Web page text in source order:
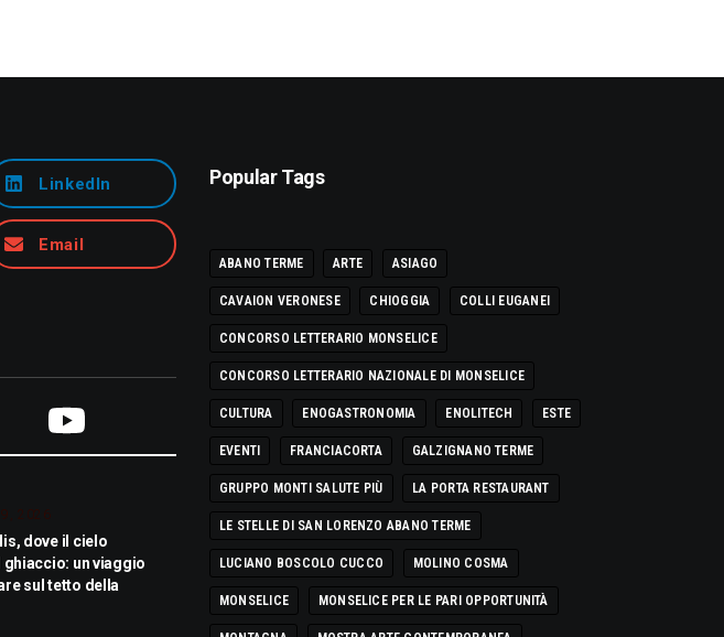
LinkedIn
Email
2026
dove il cielo
ghiaccio: un viaggio
sul tetto della
Popular Tags
ABANO TERME ARTE ASIAGO
CAVAION VERONESE CHIOGGIA COLLI EUGANEI
CONCORSO LETTERARIO MONSELICE
CONCORSO LETTERARIO NAZIONALE DI MONSELICE
CULTURA ENOGASTRONOMIA ENOLITECH ESTE
EVENTI FRANCIACORTA GALZIGNANO TERME
GRUPPO MONTI SALUTE PIÙ LA PORTA RESTAURANT
LE STELLE DI SAN LORENZO ABANO TERME
LUCIANO BOSCOLO CUCCO MOLINO COSMA
MONSELICE MONSELICE PER LE PARI OPPORTUNITÀ